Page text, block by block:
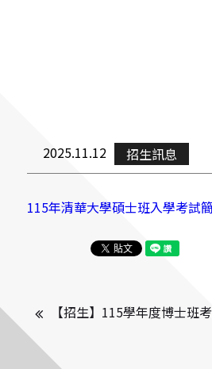
National Tsing Hua University ©
蘋果網頁設計
2025.11.12 招生訊息
115年清華大學碩士班入學考試
【招生】115學年度博士班